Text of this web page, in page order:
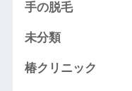
手の脱毛
未分類
椿クリニック